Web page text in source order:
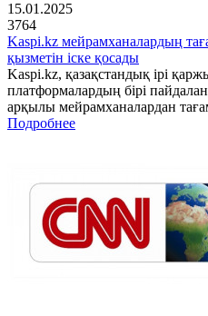
15.01.2025
3764
Kaspi.kz мейрамханалардың
қызметін іске қосады
Kaspi.kz, қазақстандық ірі
платформалардың бірі
арқылы мейрамханалардан
Подробнее